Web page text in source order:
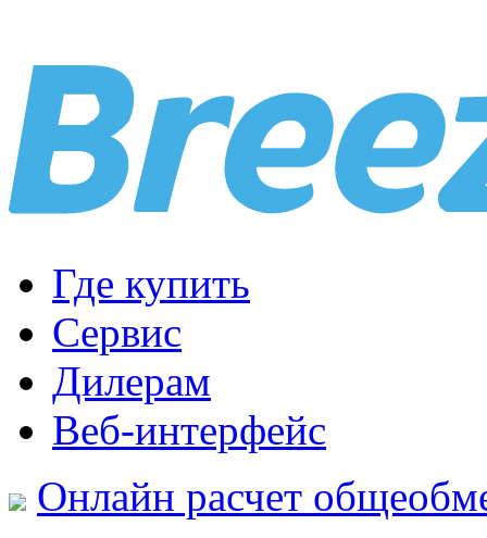
Где купить
Сервис
Дилерам
Веб-интерфейс
Онлайн расчет